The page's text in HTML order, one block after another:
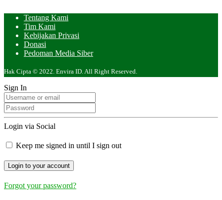
Tentang Kami
Tim Kami
Kebijakan Privasi
Donasi
Pedoman Media Siber
Hak Cipta © 2022. Envira ID. All Right Reserved.
Sign In
Login via Social
Keep me signed in until I sign out
Forgot your password?